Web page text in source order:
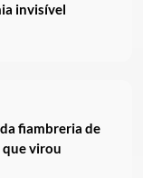
invisível
fiambreria de
que virou